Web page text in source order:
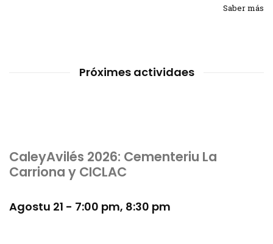
Saber más
Próximes actividaes
CaleyAvilés 2026: Cementeriu La
Carriona y CICLAC
Agostu 21 - 7:00 pm, 8:30 pm